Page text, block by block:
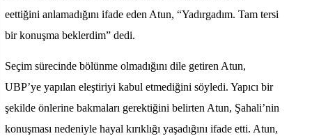
eettiğini anlamadığını ifade eden Atun, “Yadırgadım. Tam tersi
bir konuşma beklerdim” dedi.
Seçim sürecinde bölünme olmadığını dile getiren Atun,
UBP’ye yapılan eleştiriyi kabul etmediğini söyledi. Yapıcı bir
şekilde önlerine bakmaları gerektiğini belirten Atun, Şahali’nin
konuşması nedeniyle hayal kırıklığı yaşadığını ifade etti. Atun,